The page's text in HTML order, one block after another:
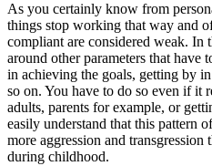
As you certainly know from
things stop working that way and
compliant are considered weak. In
around other parameters that have
in achieving the goals, getting by
so on. You have to do so even if it
adults, parents for example, or
easily understand that this pattern
more aggression and transgression
during childhood.